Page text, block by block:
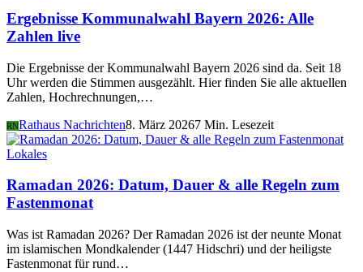
Ergebnisse Kommunalwahl Bayern 2026: Alle
Zahlen live
Die Ergebnisse der Kommunalwahl Bayern 2026 sind da. Seit 18
Uhr werden die Stimmen ausgezählt. Hier finden Sie alle aktuellen
Zahlen, Hochrechnungen,…
RNRathaus Nachrichten8. März 20267 Min. Lesezeit
Lokales
Ramadan 2026: Datum, Dauer & alle Regeln zum
Fastenmonat
Was ist Ramadan 2026? Der Ramadan 2026 ist der neunte Monat
im islamischen Mondkalender (1447 Hidschri) und der heiligste
Fastenmonat für rund…